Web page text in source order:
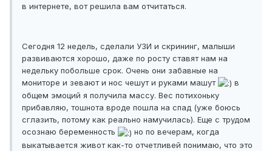
в интернете, вот решила вам отчитаться.
Сегодня 12 недель, сделали УЗИ и скрининг, малыши
развиваются хорошо, даже по росту ставят нам на
недельку побольше срок. Очень они забавные на
мониторе и зевают и нос чешут и руками машут
в
общем эмоций я получила массу. Вес потихоньку
прибавляю, тошнота вроде пошла на спад (уже боюсь
сглазить, потому как реально намучилась). Еще с трудом
осознаю беременность
но по вечерам, когда
выкатывается живот как-то отчетливей понимаю, что это